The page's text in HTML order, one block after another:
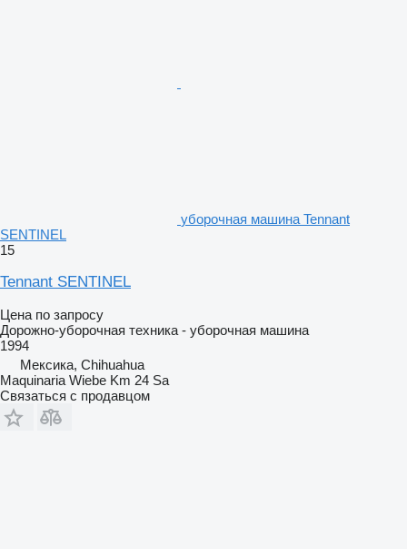
уборочная машина Tennant
SENTINEL
15
Tennant SENTINEL
Цена по запросу
Дорожно-уборочная техника - уборочная машина
1994
Мексика, Chihuahua
Maquinaria Wiebe Km 24 Sa
Связаться с продавцом